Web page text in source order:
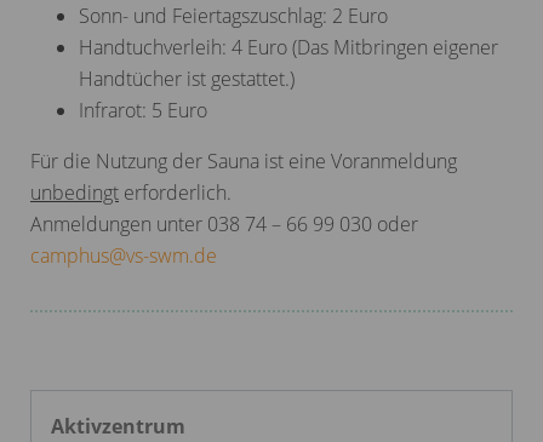
Sonn- und Feiertagszuschlag: 2 Euro
Handtuchverleih: 4 Euro (Das Mitbringen eigener
Handtücher ist gestattet.)
Infrarot: 5 Euro
Für die Nutzung der Sauna ist eine Voranmeldung
unbedingt erforderlich.
Anmeldungen unter 038 74 – 66 99 030 oder
camphus@vs-swm.de
Aktivzentrum